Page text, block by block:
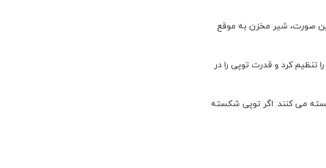
صورت، شیر مخزن به موقع
تنظیم کرد و قدرت توپی را در
می کنند. اگر توپی شکسته